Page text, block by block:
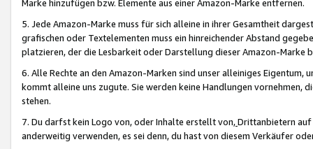
Marke hinzufügen bzw. Elemente aus einer Amazon-Marke entfernen.
5. Jede Amazon-Marke muss für sich alleine in ihrer Gesamtheit
grafischen oder Textelementen muss ein hinreichender Abstand
platzieren, der die Lesbarkeit oder Darstellung dieser Amazon-Marke
6. Alle Rechte an den Amazon-Marken sind unser alleiniges
kommt alleine uns zugute. Sie werden keine Handlungen vornehmen,
stehen.
7. Du darfst kein Logo von, oder Inhalte erstellt von,Drittanbietern auf
anderweitig verwenden, es sei denn, du hast von diesem Verkäufer